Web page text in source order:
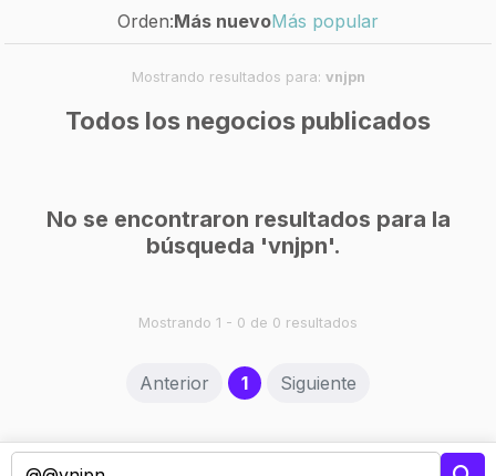
Orden:Más nuevoMás popular
Mostrando resultados para: vnjpn
Todos los negocios publicados
No se encontraron resultados para la
búsqueda 'vnjpn'.
Mostrando 1 - 0 de 0 resultados
Anterior 1(current)
Siguiente